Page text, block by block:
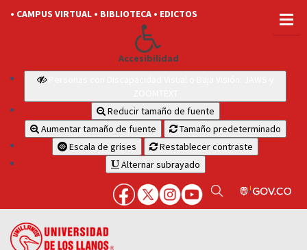
• CAMPUS VIRTUAL • BIBLIOTECA • EDICTOS
Accesibilidad
Reducir tamaño de fuente
Aumentar tamaño de fuente
Tamaño predeterminado
Escala de grises
Restablecer contraste
Alternar subrayado